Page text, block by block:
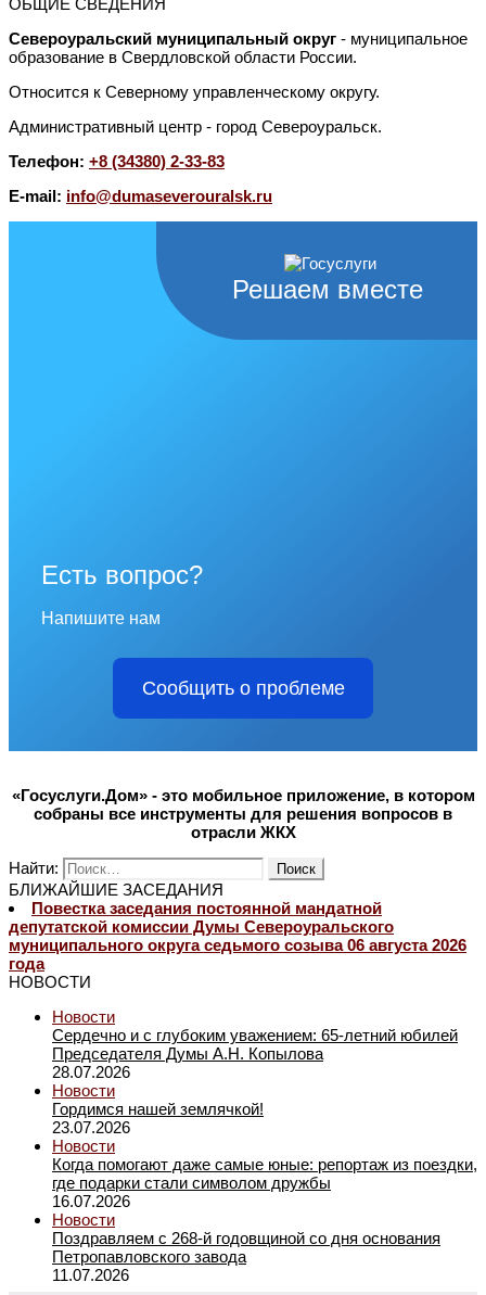
ОБЩИЕ СВЕДЕНИЯ
Североуральский муниципальный округ - муниципальное
образование в Свердловской области России.
Относится к Северному управленческому округу.
Административный центр - город Североуральск.
Телефон: +8 (34380) 2-33-83
E-mail: info@dumaseverouralsk.ru
Решаем вместе
Есть вопрос?
Напишите нам
Сообщить о проблеме
«Госуслуги.Дом» - это мобильное приложение, в котором
собраны все инструменты для решения вопросов в
отрасли ЖКХ
Найти:
БЛИЖАЙШИЕ ЗАСЕДАНИЯ
Повестка заседания постоянной мандатной
депутатской комиссии Думы Североуральского
муниципального округа седьмого созыва 06 августа 2026
года
НОВОСТИ
Новости
Сердечно и с глубоким уважением: 65-летний юбилей
Председателя Думы А.Н. Копылова
28.07.2026
Новости
Гордимся нашей землячкой!
23.07.2026
Новости
Когда помогают даже самые юные: репортаж из поездки,
где подарки стали символом дружбы
16.07.2026
Новости
Поздравляем с 268-й годовщиной со дня основания
Петропавловского завода
11.07.2026